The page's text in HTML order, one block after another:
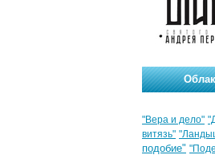
"Вера и дело"
витязь"
подобие"